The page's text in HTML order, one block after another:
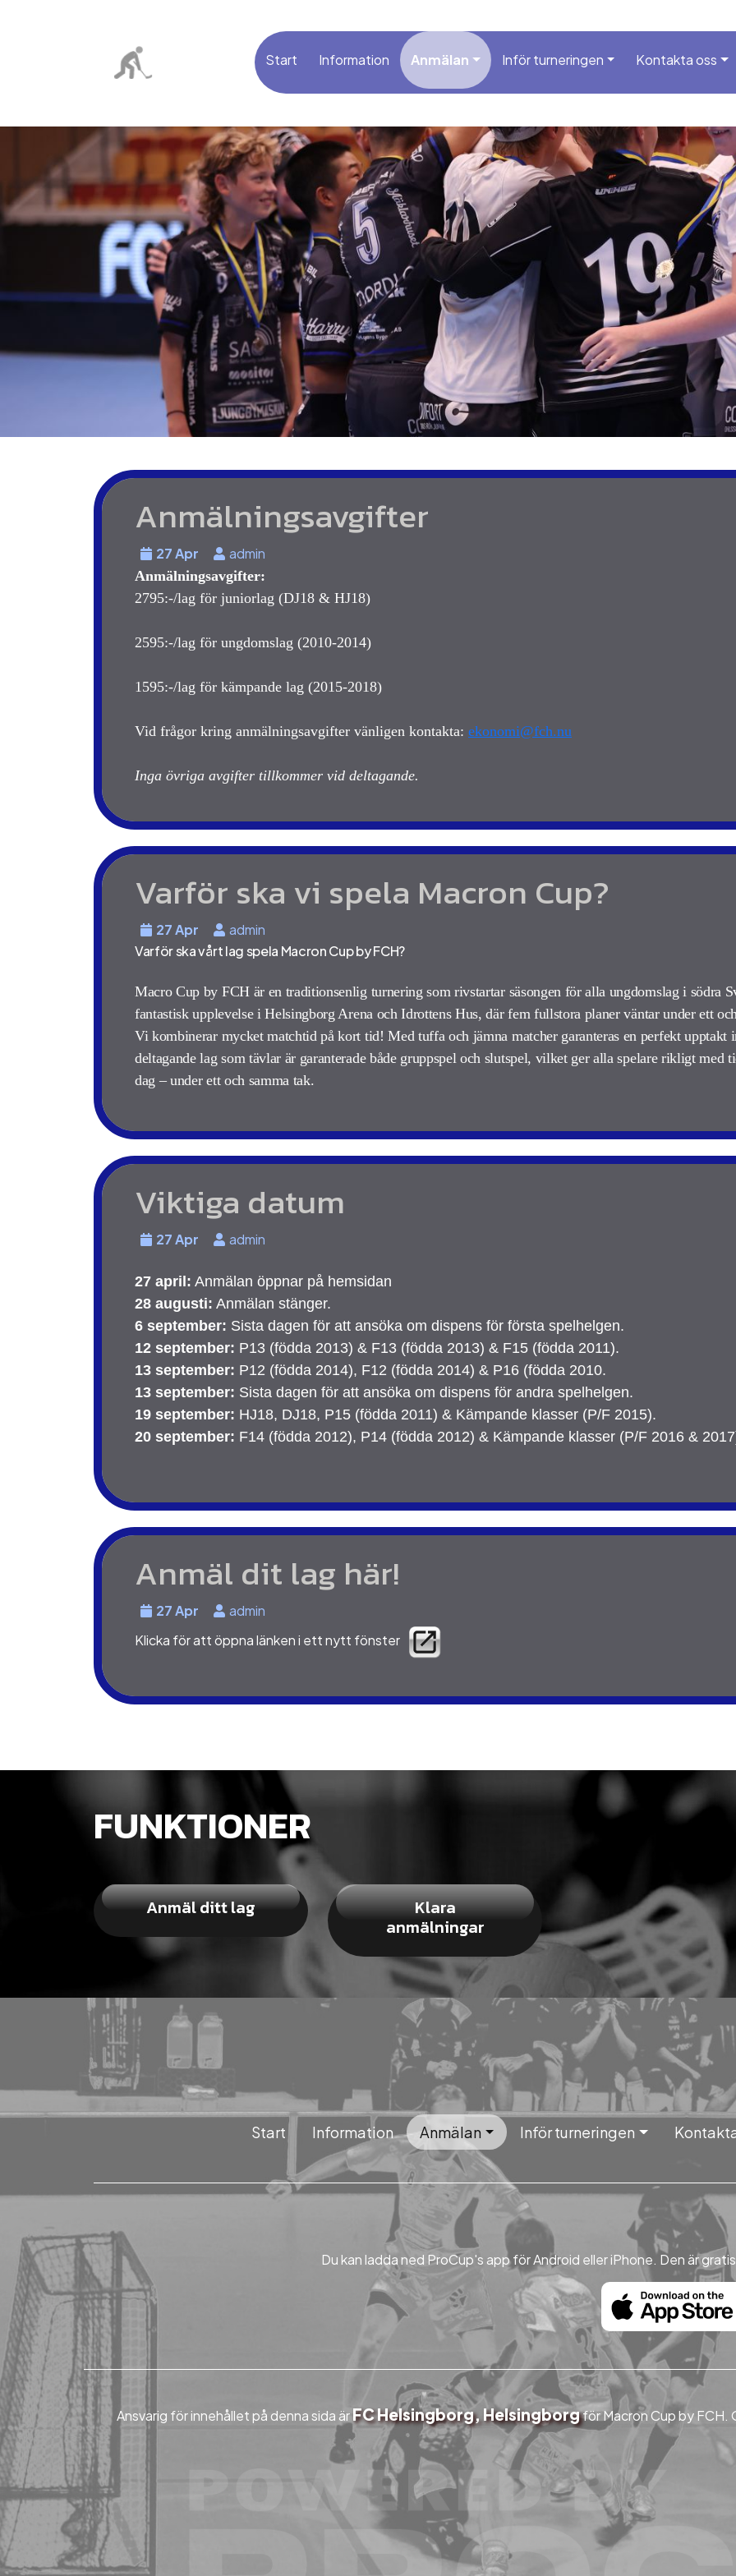
Start Information Anmälan Inför turneringen Kontakta oss
Anmälningsavgifter
27 Apr admin
Anmälningsavgifter:
2795:-/lag för juniorlag (DJ18 & HJ18)
2595:-/lag för ungdomslag (2010-2014)
1595:-/lag för kämpande lag (2015-2018)
Vid frågor kring anmälningsavgifter vänligen kontakta: ekonomi@fch.nu
Inga övriga avgifter tillkommer vid deltagande.
Varför ska vi spela Macron Cup?
27 Apr
admin
Varför ska vårt lag spela Macron Cup by FCH?
Macro Cup by FCH är en traditionsenlig turnering som rivstartar säsongen för alla ungdomslag i södra
fantastisk upplevelse i Helsingborg Arena och Idrottens Hus, där fem fullstora planer väntar under ett
Vi kombinerar mycket matchtid på kort tid!Med tuffa och jämna matcher garanteras en perfekt
deltagande lag som tävlar är garanterade både gruppspel och slutspel, vilket ger alla spelare rikligt med
dag – under ett och samma tak.
Viktiga datum
27 Apr admin
27 april: Anmälan öppnar på hemsidan
28 augusti: Anmälan stänger.
6 september: Sista dagen för att ansöka om dispens för första spelhelgen.
12 september: P13 (födda 2013) & F13 (födda 2013) & F15 (födda 2011).
13 september: P12 (födda 2014), F12 (födda 2014) & P16 (födda 2010.
13 september: Sista dagen för att ansöka om dispens för andra spelhelgen.
19 september: HJ18, DJ18, P15 (födda 2011) & Kämpande klasser (P/F 2015).
20 september: F14 (födda 2012), P14 (födda 2012) & Kämpande klasser (P/F 2016 &
Anmäl dit lag här!
27 Apr
admin
Klicka för att öppna länken i ett nytt fönster
FUNKTIONER
Anmäl ditt lag
Klara
anmälningar
Start Information Anmälan Inför turneringen
Du kan ladda ned ProCup's app för Android eller iPhone. Den är
Ansvarig för innehållet på denna sida ärFC Helsingborg, Helsingborgför Macron Cup by FCH.